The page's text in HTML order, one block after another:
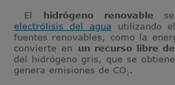
El hidrógeno renovable se
electrólisis del agua utilizando
fuentes renovables, como la
convierte en un recurso libre
del hidrógeno gris, que se
genera emisiones de CO₂.